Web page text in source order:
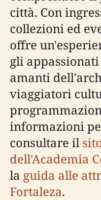
città. Con
collezioni ed
offre
gli
amanti
viaggiatori
informazioni
consultare il
dell'Academia
la guida alle
Fortaleza.